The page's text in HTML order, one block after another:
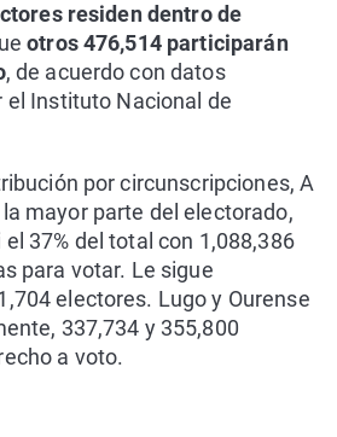
residen dentro de
otros 476,514 participarán
, de acuerdo con datos
el Instituto Nacional de
por circunscripciones, A
mayor parte del electorado,
37% del total con 1,088,386
para votar. Le sigue
electores. Lugo y Ourense
337,734 y 355,800
a voto.